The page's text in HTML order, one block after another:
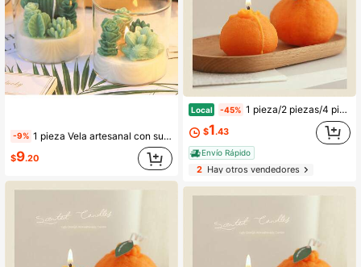
-9% 1 pieza Vela artesanal con suculenta simulada, infundida con aromaterapia para un ambiente hogareño romántico. Esta hermosa decoración al por mayor también es un regalo artesanal perfecto, vela en frasco, vela, velas, regalo, regalos, decoración del hogar, boda, decoración de boda, decoraciones de cumpleaños, vela de cumpleaños, adornos, decoraciones
$9.20
Local -45% 1 pieza/2 piezas/4 piezas Velas de cera de cítricos feas, velas aromáticas hechas a mano, recuerdos de boda, regalos, regalos de cumpleaños, recuerdos de fiesta - Recuerdos creativos, accesorios de fotografía, decoración de escenas,
$1.43
Envío Rápido
2Hay otros vendedores